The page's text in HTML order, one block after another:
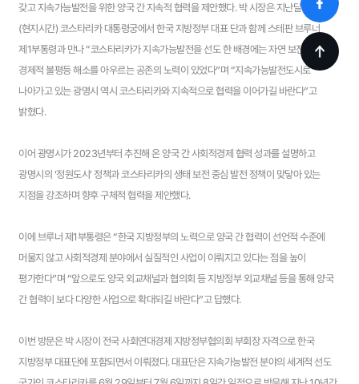
갖고 지속가능발전을 위한 양국 간 지속적 협력을 제안했다. 박 시장은 지난달 30일
(현지시간) 코스타리카 대통령궁에서 한국 지방정부 대표 단과 함께 스테판 브루너
제1부통령과 만나 “코스타리카가 지속가능발전을 선도 한 배경에는 자연 보전과 개발,
경제적 불평등 해소를 아우르는 공존의 노력이 있었다”며 “지속가능발전도시로
나아가고 있는 광명시 역시 코스타리카와 지속적으로 협력을 이어가길 바란다”고
밝혔다.
이어 광명시가 2023년부터 추진해 온 양국 간 사회적경제 협력 성과를 설명하고
광명시의 ‘정원도시’ 정책과 코스타리카의 생태 보전 중심 발전 정책이 맞닿아 있는
지점을 강조하며 향후 구체적 협력을 제안했다.
이에 브루너 제1부통령은 “한국 지방정부의 노력으로 양국 간 협력이 선언적 수준에
머물지 않고 사회적경제 분야에서 실질적인 사업이 이뤄지고 있다는 점을 높이
평가한다”며 “앞으로도 양국 외교채널과 협의회 등 지방정부 외교채널 등을 통해 양국
간 협력이 보다 다양한 사업으로 확대되길 바란다”고 답했다.
이번 방문은 박 시장이 전국 사회연대경제 지방정부협의회 부회장 자격으로 한국
지방정부 대표단에 포함되면서 이뤄졌다. 대표단은 지속가능발전 분야의 세계적 선도